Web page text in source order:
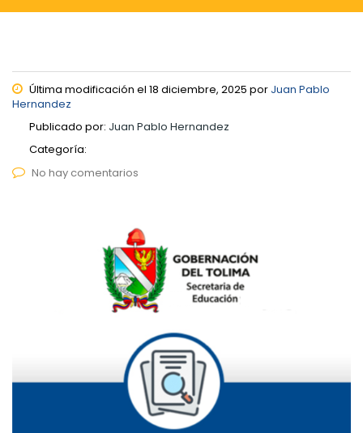
Última modificación el 18 diciembre, 2025 por Juan Pablo
Hernandez
Publicado por: Juan Pablo Hernandez
Categoría:
No hay comentarios